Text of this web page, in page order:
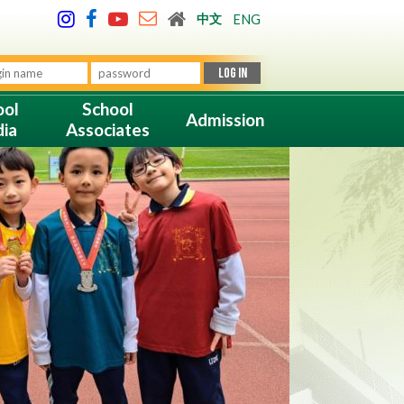
中文 ENG
School
Associates
Admission